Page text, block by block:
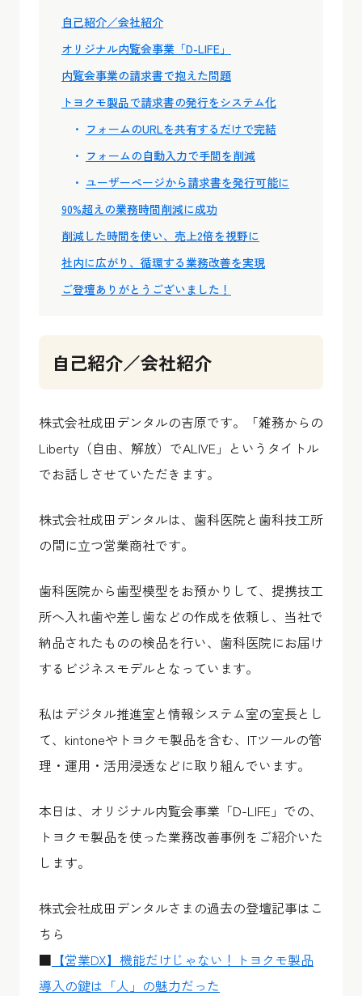
自己紹介／会社紹介
オリジナル内覧会事業「D-LIFE」
内覧会事業の請求書で抱えた問題
トヨクモ製品で請求書の発行をシステム化
フォームのURLを共有するだけで完結
フォームの自動入力で手間を削減
ユーザーページから請求書を発行可能に
90%超えの業務時間削減に成功
削減した時間を使い、売上2倍を視野に
社内に広がり、循環する業務改善を実現
ご登壇ありがとうございました！
自己紹介／会社紹介
株式会社成田デンタルの吉原です。「雑務からの
Liberty（自由、解放）でALIVE」というタイトル
でお話しさせていただきます。
株式会社成田デンタルは、歯科医院と歯科技工所
の間に立つ営業商社です。
歯科医院から歯型模型をお預かりして、提携技工
所へ入れ歯や差し歯などの作成を依頼し、当社で
納品されたものの検品を行い、歯科医院にお届け
するビジネスモデルとなっています。
私はデジタル推進室と情報システム室の室長とし
て、kintoneやトヨクモ製品を含む、ITツールの管
理・運用・活用浸透などに取り組んでいます。
本日は、オリジナル内覧会事業「D-LIFE」での、
トヨクモ製品を使った業務改善事例をご紹介いた
します。
株式会社成田デンタルさまの過去の登壇記事はこ
ちら
■ 【営業DX】機能だけじゃない！トヨクモ製品
導入の鍵は「人」の魅力だった